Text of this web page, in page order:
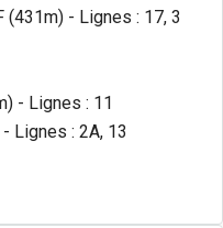
- Lignes : 17, 3
- Lignes : 11
Lignes : 2A, 13